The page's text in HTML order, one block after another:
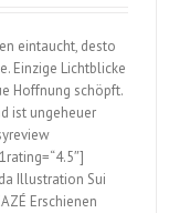
eintaucht, desto
Einzige Lichtblicke
Hoffnung schöpft.
ist ungeheuer
Illustration Sui
Erschienen